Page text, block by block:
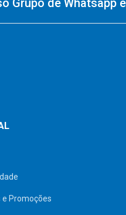
Grupo de Whatsapp
e Promoções